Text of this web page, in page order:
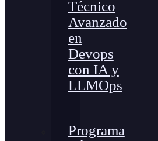
Técnico
Avanzado
en
Devops
con IA y
LLMOps
Programa